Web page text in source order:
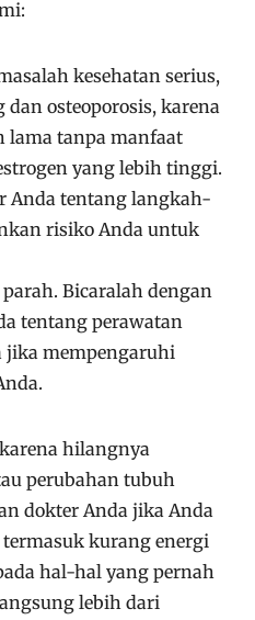
kesehatan serius,
osteoporosis, karena
lama tanpa manfaat
yang lebih tinggi.
Anda tentang langkah-
risiko Anda untuk
Bicaralah dengan
tentang perawatan
jika mempengaruhi
hilangnya
perubahan tubuh
dokter Anda jika Anda
kurang energi
hal-hal yang pernah
lebih dari